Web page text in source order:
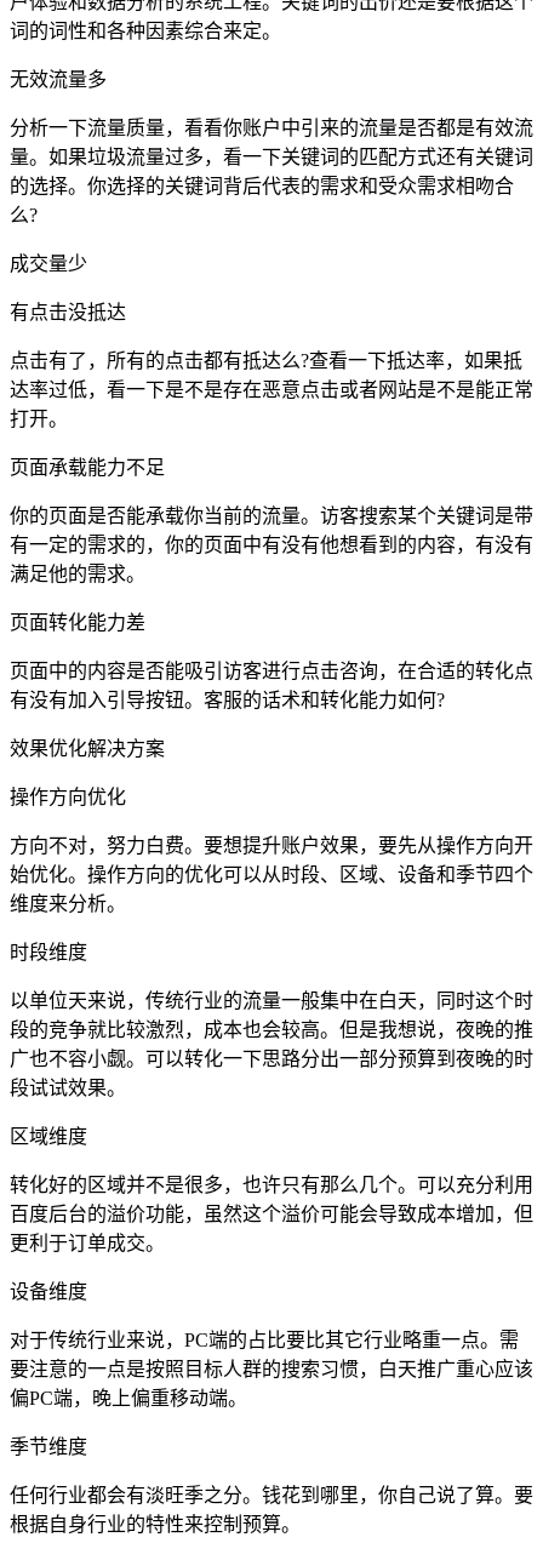
词的词性和各种因素综合来定。
无效流量多
分析一下流量质量，看看你账户中引来的流量是否都是有效流
量。如果垃圾流量过多，看一下关键词的匹配方式还有关键词
的选择。你选择的关键词背后代表的需求和受众需求相吻合
么?
成交量少
有点击没抵达
点击有了，所有的点击都有抵达么?查看一下抵达率，如果抵
达率过低，看一下是不是存在恶意点击或者网站是不是能正常
打开。
页面承载能力不足
你的页面是否能承载你当前的流量。访客搜索某个关键词是带
有一定的需求的，你的页面中有没有他想看到的内容，有没有
满足他的需求。
页面转化能力差
页面中的内容是否能吸引访客进行点击咨询，在合适的转化点
有没有加入引导按钮。客服的话术和转化能力如何?
效果优化解决方案
操作方向优化
方向不对，努力白费。要想提升账户效果，要先从操作方向开
始优化。操作方向的优化可以从时段、区域、设备和季节四个
维度来分析。
时段维度
以单位天来说，传统行业的流量一般集中在白天，同时这个时
段的竞争就比较激烈，成本也会较高。但是我想说，夜晚的推
广也不容小觑。可以转化一下思路分出一部分预算到夜晚的时
段试试效果。
区域维度
转化好的区域并不是很多，也许只有那么几个。可以充分利用
百度后台的溢价功能，虽然这个溢价可能会导致成本增加，但
更利于订单成交。
设备维度
对于传统行业来说，PC端的占比要比其它行业略重一点。需
要注意的一点是按照目标人群的搜索习惯，白天推广重心应该
偏PC端，晚上偏重移动端。
季节维度
任何行业都会有淡旺季之分。钱花到哪里，你自己说了算。要
根据自身行业的特性来控制预算。